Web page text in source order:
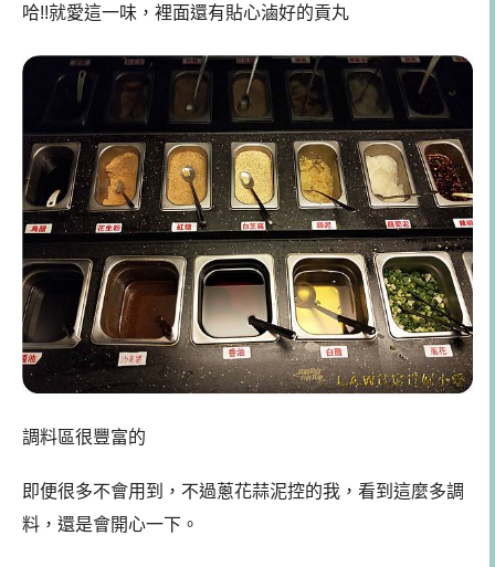
哈!!就愛這一味，裡面還有貼心滷好的貢丸
調料區很豐富的
即便很多不會用到，不過蔥花蒜泥控的我，看到這麼多調
料，還是會開心一下。